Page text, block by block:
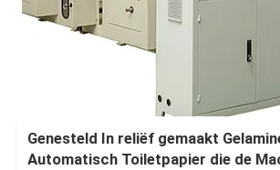
Genesteld In reliëf gemaakt
Automatisch Toiletpapier die de